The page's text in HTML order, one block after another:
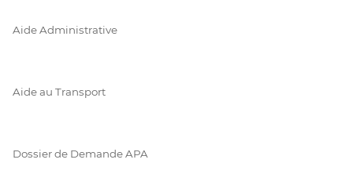
Aide Administrative
Aide au Transport
Dossier de Demande APA